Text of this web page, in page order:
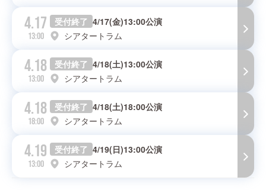
4.17
13:00
受付終了 4/17(金)13:00公演
シアタートラム
4.18
13:00
受付終了 4/18(土)13:00公演
シアタートラム
4.18
18:00
受付終了 4/18(土)18:00公演
シアタートラム
4.19
13:00
受付終了 4/19(日)13:00公演
シアタートラム